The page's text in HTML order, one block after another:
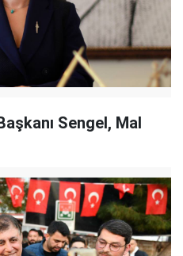
Sengel, Mal